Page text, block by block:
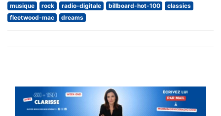
musique rock radio-digitale billboard-hot-100
classics
fleetwood-mac
dreams